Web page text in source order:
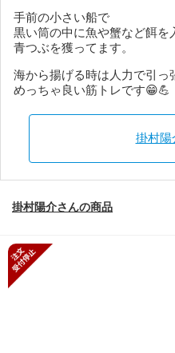
手前の小さい船で
黒い筒の中に魚や蟹など餌を
青つぶを獲ってます。
海から揚げる時は人力で引っ
めっちゃ良い筋トレです😁💪
掛村陽
掛村陽介さんの商品